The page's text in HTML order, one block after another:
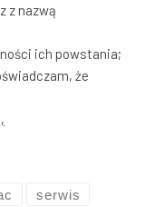
z nazwą
ich powstania;
że
serwis